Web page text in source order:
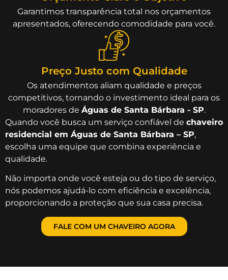
Garantimos transparência total nos orçamentos
apresentados, oferecendo comodidade para você.
Preço Justo com Qualidade
Os atendimentos aliam qualidade e preços
competitivos, tornando o investimento ideal para os
moradores de Águas de Santa Bárbara - SP.
Quando você busca um serviço confiável de chaveiro
residencial em Águas de Santa Bárbara – SP,
escolha uma equipe que combina experiência e
qualidade.
Não importa onde você esteja ou do tipo de serviço,
nós podemos ajudá-lo com eficiência e excelência,
proporcionando a proteção que sua casa precisa.
FALE COM UM CHAVEIRO AGORA